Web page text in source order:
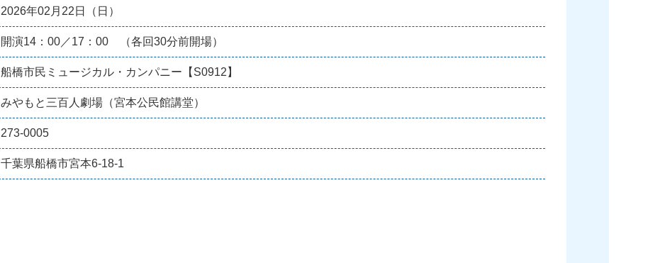
2026年02月22日（日）
開演14：00／17：00 （各回30分前開場）
船橋市民ミュージカル・カンパニー【S0912】
みやもと三百人劇場（宮本公民館講堂）
273-0005
千葉県船橋市宮本6-18-1